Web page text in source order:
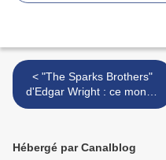
< "The Sparks Brothers"
d'Edgar Wright : ce monde
n'est pas assez grand pour
Hébergé par Canalblog